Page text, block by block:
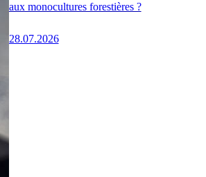
aux monocultures forestières ?
28.07.2026